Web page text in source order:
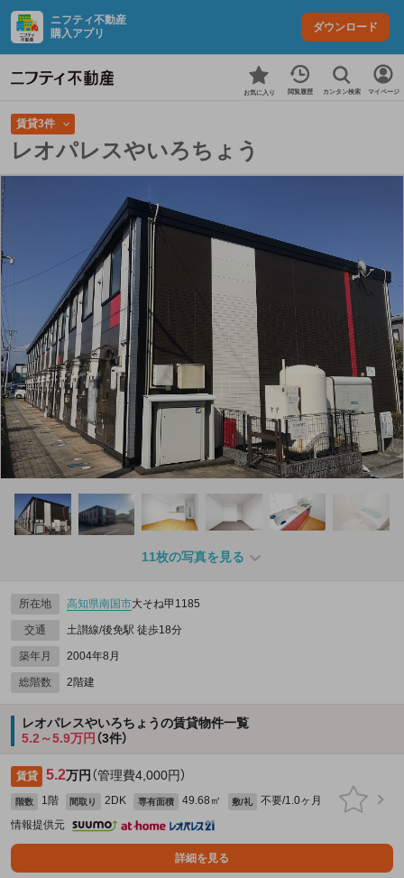
ニフティ不動産
購入アプリ
ダウンロード
お気に入り 閲覧履歴 カンタン検索 マイページ
賃貸3件
レオパレスやいろちょう
11枚の写真を見る
所在地 高知県南国市大そね甲1185
交通 土讃線/後免駅 徒歩18分
築年月 2004年8月
総階数 2階建
レオパレスやいろちょうの賃貸物件一覧
5.2～5.9万円 （3件）
賃貸 5.2万円 （管理費4,000円）
階数 1階 間取り 2DK 専有面積 49.68㎡ 敷/礼
不要/1.0ヶ月
情報提供元
詳細を見る